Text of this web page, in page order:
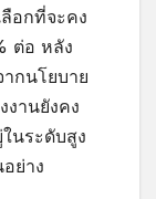
อกที่จะคง
ต่อ หลัง
ากนโยบาย
งานยังคง
นระดับสูง
ย่าง